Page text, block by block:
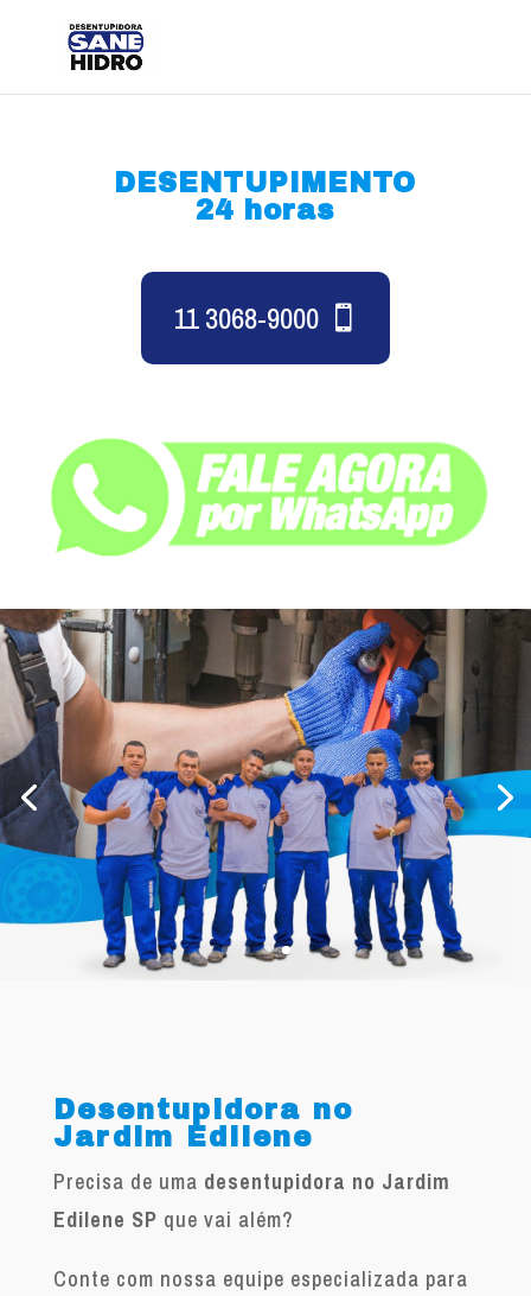
DESENTUPIMENTO
24 horas
11 3068-9000
Desentupidora no
Jardim Edilene
Precisa de uma desentupidora no Jardim
Edilene SP que vai além?
Conte com nossa equipe especializada para